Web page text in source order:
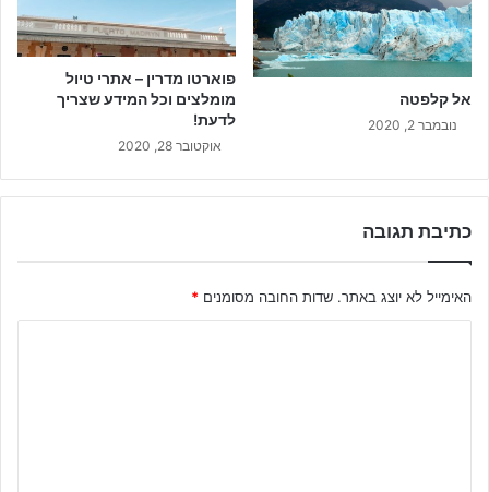
אל קלפטה
נובמבר 2, 2020
פוארטו מדרין – אתרי טיול
מומלצים וכל המידע שצריך
לדעת!
אוקטובר 28, 2020
כתיבת תגובה
האימייל לא יוצג באתר. שדות החובה מסומנים *